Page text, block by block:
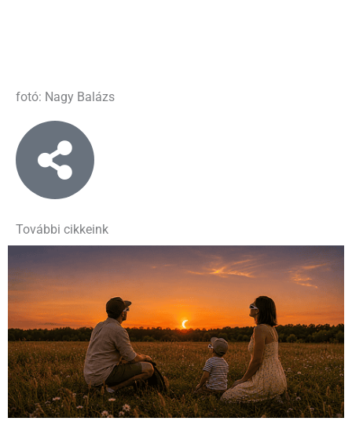
fotó: Nagy Balázs
További cikkeink